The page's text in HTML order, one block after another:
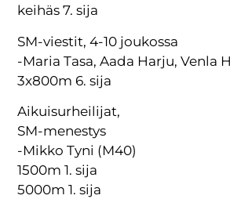
keihäs 7. sija
SM-viestit, 4-10 joukossa
-Maria Tasa, Aada Harju, Venla
3x800m 6. sija
Aikuisurheilijat,
SM-menestys
-Mikko Tyni (M40)
1500m 1. sija
5000m 1. sija